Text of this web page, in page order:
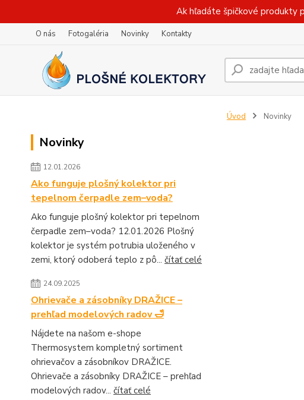
Ak hľadáte špičkové produkty
O nás Fotogaléria Novinky Kontakty
Novinky
12.01.2026
Ako funguje plošný kolektor pri
tepelnom čerpadle zem–voda?
Ako funguje plošný kolektor pri tepelnom
čerpadle zem–voda? 12.01.2026 Plošný
kolektor je systém potrubia uloženého v
zemi, ktorý odoberá teplo z pô... čítať celé
24.09.2025
Ohrievače a zásobníky DRAŽICE –
prehľad modelových radov 🛁
Nájdete na našom e-shope
Thermosystem kompletný sortiment
ohrievačov a zásobníkov DRAŽICE.
Ohrievače a zásobníky DRAŽICE – prehľad
modelových radov... čítať celé
Úvod Novinky